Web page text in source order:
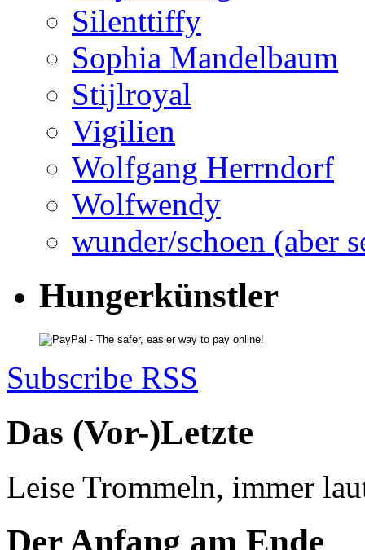
Silenttiffy
Sophia Mandelbaum
Stijlroyal
Vigilien
Wolfgang Herrndorf
Wolfwendy
wunder/schoen (aber
Hungerkünstler
Subscribe RSS
Das (Vor-)Letzte
Leise Trommeln, immer
Der Anfang am Ende